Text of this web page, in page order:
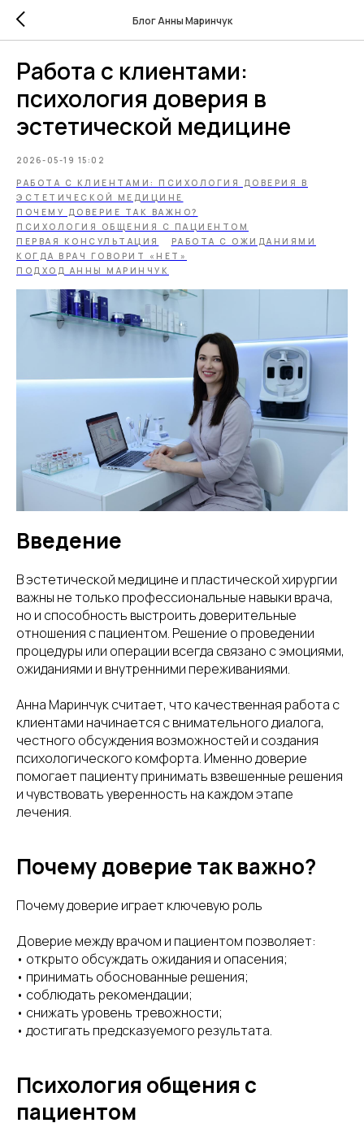
Блог Анны Маринчук
Работа с клиентами:
психология доверия в
эстетической медицине
2026-05-19 15:02
РАБОТА С КЛИЕНТАМИ: ПСИХОЛОГИЯ ДОВЕРИЯ В
ЭСТЕТИЧЕСКОЙ МЕДИЦИНЕ
ПОЧЕМУ ДОВЕРИЕ ТАК ВАЖНО?
ПСИХОЛОГИЯ ОБЩЕНИЯ С ПАЦИЕНТОМ
ПЕРВАЯ КОНСУЛЬТАЦИЯ
РАБОТА С ОЖИДАНИЯМИ
КОГДА ВРАЧ ГОВОРИТ «НЕТ»
ПОДХОД АННЫ МАРИНЧУК
Введение
В эстетической медицине и пластической хирургии
важны не только профессиональные навыки врача,
но и способность выстроить доверительные
отношения с пациентом. Решение о проведении
процедуры или операции всегда связано с эмоциями,
ожиданиями и внутренними переживаниями.
Анна Маринчук считает, что качественная работа с
клиентами начинается с внимательного диалога,
честного обсуждения возможностей и создания
психологического комфорта. Именно доверие
помогает пациенту принимать взвешенные решения
и чувствовать уверенность на каждом этапе
лечения.
Почему доверие так важно?
Почему доверие играет ключевую роль
Доверие между врачом и пациентом позволяет:
• открыто обсуждать ожидания и опасения;
• принимать обоснованные решения;
• соблюдать рекомендации;
• снижать уровень тревожности;
• достигать предсказуемого результата.
Психология общения с
пациентом